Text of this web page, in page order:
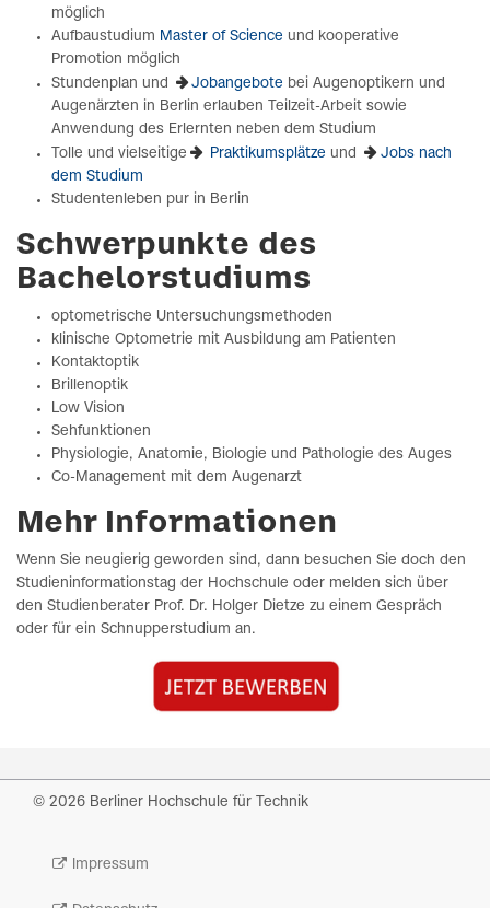
möglich
Aufbaustudium Master of Science und kooperative
Promotion möglich
Stundenplan und
Jobangebote bei Augenoptikern und
Augenärzten in Berlin erlauben Teilzeit-Arbeit sowie
Anwendung des Erlernten neben dem Studium
Tolle und vielseitige
Praktikumsplätze und
Jobs nach
dem Studium
Studentenleben pur in Berlin
Schwerpunkte des
Bachelorstudiums
optometrische Untersuchungsmethoden
klinische Optometrie mit Ausbildung am Patienten
Kontaktoptik
Brillenoptik
Low Vision
Sehfunktionen
Physiologie, Anatomie, Biologie und Pathologie des Auges
Co-Management mit dem Augenarzt
Mehr Informationen
Wenn Sie neugierig geworden sind, dann besuchen Sie doch den
Studieninformationstag der Hochschule oder melden sich über
den Studienberater Prof. Dr. Holger Dietze zu einem Gespräch
oder für ein Schnupperstudium an.
© 2026 Berliner Hochschule für Technik
Impressum